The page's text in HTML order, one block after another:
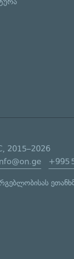
2015–2026
+995